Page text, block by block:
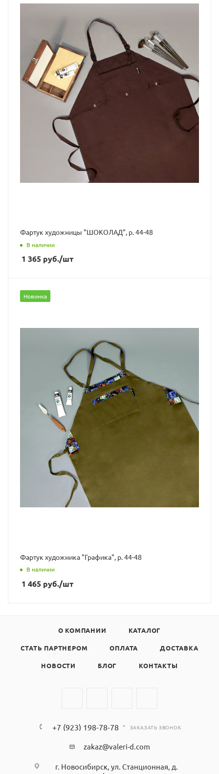
Фартук художницы "ШОКОЛАД", р. 44-48
В наличии
1 365 руб./шт
Новинка
Фартук художника "Графика", р. 44-48
В наличии
1 465 руб./шт
О КОМПАНИИ КАТАЛОГ
СТАТЬ ПАРТНЕРОМ ОПЛАТА ДОСТАВКА
НОВОСТИ БЛОГ КОНТАКТЫ
+7 (923) 198-78-78 ЗАКАЗАТЬ ЗВОНОК
zakaz@valeri-d.com
г. Новосибирск, ул. Станционная, д.